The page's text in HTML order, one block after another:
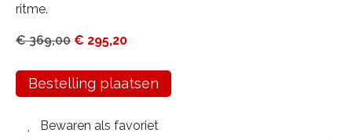
ritme.
€369,00 € 295,20
Bestelling plaatsen
Bewaren als favoriet